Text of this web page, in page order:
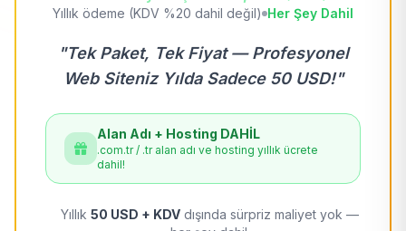
Yıllık ödeme (KDV %20 dahil değil) Her Şey Dahil
"Tek Paket, Tek Fiyat — Profesyonel
Web Siteniz Yılda Sadece 50 USD!"
Alan Adı + Hosting DAHİL
.com.tr / .tr alan adı ve hosting yıllık ücrete
dahil!
Yıllık 50 USD + KDV dışında sürpriz maliyet yok —